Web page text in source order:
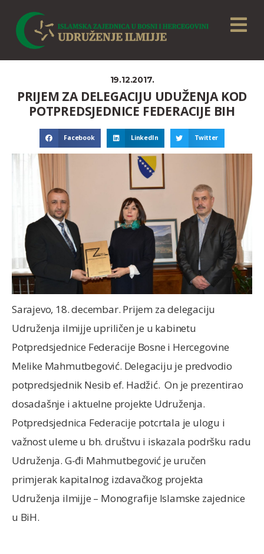
19.12.2017.
PRIJEM ZA DELEGACIJU UDUŽENJA KOD
POTPREDSJEDNICE FEDERACIJE BIH
Facebook LinkedIn Twitter
Sarajevo, 18. decembar. Prijem za delegaciju
Udruženja ilmijje upriličen je u kabinetu
Potpredsjednice Federacije Bosne i Hercegovine
Melike Mahmutbegović. Delegaciju je predvodio
potpredsjednik Nesib ef. Hadžić. On je prezentirao
dosadašnje i aktuelne projekte Udruženja.
Potpredsjednica Federacije potcrtala je ulogu i
važnost uleme u bh. društvu i iskazala podršku radu
Udruženja. G-đi Mahmutbegović je uručen
primjerak kapitalnog izdavačkog projekta
Udruženja ilmijje – Monografije Islamske zajednice
u BiH.